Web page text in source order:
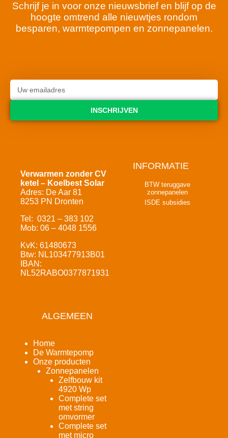
Schrijf je in voor onze nieuwsbrief en blijf op de
hoogte omtrend alle nieuwtjes rondom
besparen, warmtepompen en zonnepanelen.
INSCHRIJVEN
Verwarmen zonder CV
ketel – Koelbest Solar
Adres: De Aar 81
8253 PN Dronten
Tel: 0321 – 383 102
Mob: 06 – 4048 1556
KvK: 61480673
Btw: NL103477913B01
IBAN:
NL52RABO0377871931
INFORMATIE
BTW teruggave
zonnepanelen
ISDE subsidies
ALGEMEEN
Home
De Warmtepomp
Onze producten
Zonnepanelen
Zelfbouw kit
4920 Wp
Complete set
met string
omvormer
Complete set
met micro